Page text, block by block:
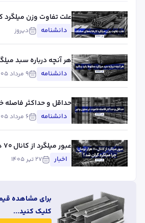
علت تفاوت وزن میلگرد
چیست؟ بررسی
مؤثر
دانشنامه دیروز
هر آنچه درباره سبد
بدانید
دانشنامه ۹ مرداد ۱۴۰۵
حداقل و حداکثر
تیر
دانشنامه ۶ مرداد ۱۴۰۵
میلگرد گران شد؟
اخبار ۲۷ تیر ۱۴۰۵
برای مشاهده
کلیک کنید...